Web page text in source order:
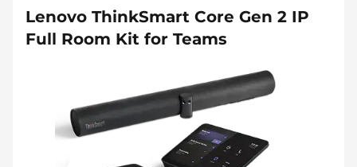
Lenovo ThinkSmart Core Gen 2 IP
Full Room Kit for Teams